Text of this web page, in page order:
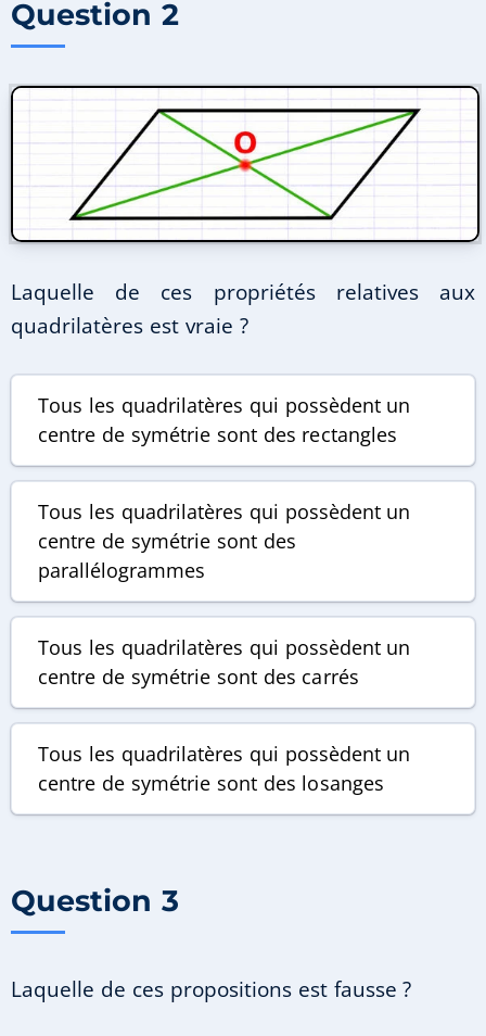
Question 2
Laquelle de ces propriétés relatives aux
quadrilatères est vraie ?
Tous les quadrilatères qui possèdent un
centre de symétrie sont des rectangles
Tous les quadrilatères qui possèdent un
centre de symétrie sont des
parallélogrammes
Tous les quadrilatères qui possèdent un
centre de symétrie sont des carrés
Tous les quadrilatères qui possèdent un
centre de symétrie sont des losanges
Question 3
Laquelle de ces propositions est fausse ?